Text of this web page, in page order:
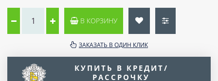
В КОРЗИНУ
ЗАКАЗАТЬ В ОДИН КЛИК
КУПИТЬ В КРЕДИТ/
РАССРОЧКУ